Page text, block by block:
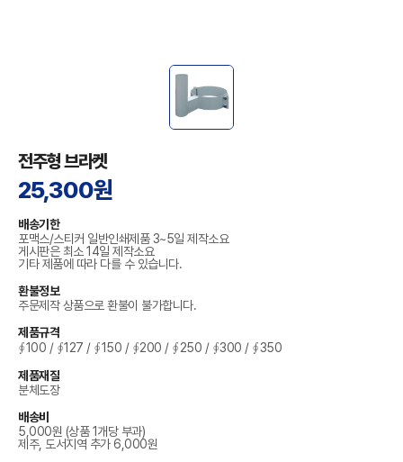
전주형 브라켓
25,300원
배송기한
포맥스/스티커 일반인쇄제품 3~5일 제작소요
게시판은 최소 14일 제작소요
기타 제품에 따라 다를 수 있습니다.
환불정보
주문제작 상품으로 환불이 불가합니다.
제품규격
∮100 / ∮127 / ∮150 / ∮200 / ∮250 / ∮300 / ∮350
제품재질
분체도장
배송비
5,000원 (상품 1개당 부과)
제주, 도서지역 추가 6,000원